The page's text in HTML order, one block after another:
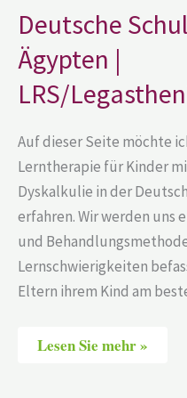
Deutsche
Ägypten |
LRS/
Auf dieser Seite möchte
Lerntherapie für Kinder
Dyskalkulie in der
erfahren. Wir werden uns
und
Lernschwierigkeiten
Eltern ihrem Kind am
Ägypten
|
LRS/Legasthenie/
Lesen Sie mehr »